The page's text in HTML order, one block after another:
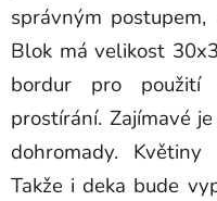
správným
Blok má velikost
bordur pro
prostírání. Zajímavé
dohromady.
Takže i deka bude